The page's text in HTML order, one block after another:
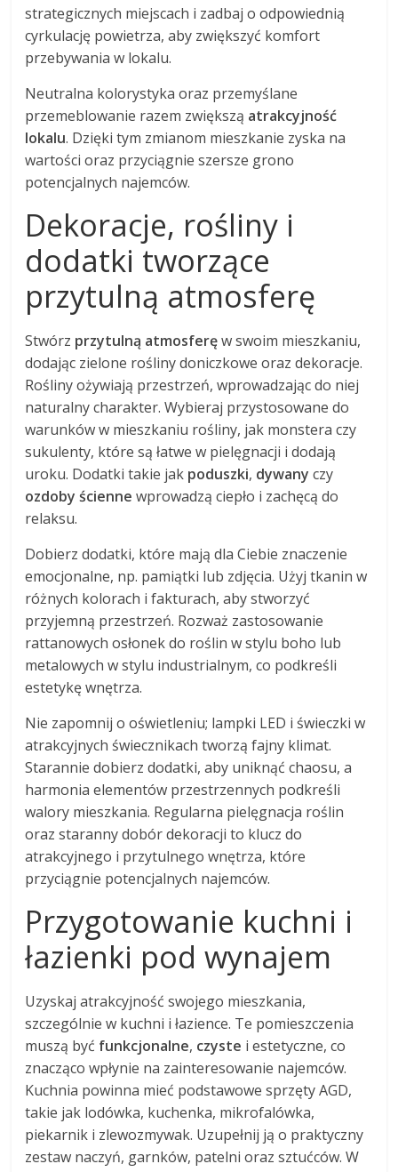
strategicznych miejscach i zadbaj o odpowiednią
cyrkulację powietrza, aby zwiększyć komfort
przebywania w lokalu.
Neutralna kolorystyka oraz przemyślane
przemeblowanie razem zwiększą atrakcyjność
lokalu. Dzięki tym zmianom mieszkanie zyska na
wartości oraz przyciągnie szersze grono
potencjalnych najemców.
Dekoracje, rośliny i
dodatki tworzące
przytulną atmosferę
Stwórz przytulną atmosferęw swoim mieszkaniu,
dodając zielone rośliny doniczkowe oraz dekoracje.
Rośliny ożywiają przestrzeń, wprowadzając do niej
naturalny charakter. Wybieraj przystosowane do
warunków w mieszkaniu rośliny, jak monstera czy
sukulenty, które są łatwe w pielęgnacji i dodają
uroku. Dodatki takie jak poduszki, dywany czy
ozdoby ścienne wprowadzą ciepło i zachęcą do
relaksu.
Dobierz dodatki, które mają dla Ciebie znaczenie
emocjonalne, np. pamiątki lub zdjęcia. Użyj tkanin w
różnych kolorach i fakturach, aby stworzyć
przyjemną przestrzeń. Rozważ zastosowanie
rattanowych osłonek do roślin w stylu boho lub
metalowych w stylu industrialnym, co podkreśli
estetykę wnętrza.
Nie zapomnij o oświetleniu; lampki LED i świeczki w
atrakcyjnych świecznikach tworzą fajny klimat.
Starannie dobierz dodatki, aby uniknąć chaosu, a
harmonia elementów przestrzennych podkreśli
walory mieszkania. Regularna pielęgnacja roślin
oraz staranny dobór dekoracji to klucz do
atrakcyjnego i przytulnego wnętrza, które
przyciągnie potencjalnych najemców.
Przygotowanie kuchni i
łazienki pod wynajem
Uzyskaj atrakcyjność swojego mieszkania,
szczególnie w kuchni i łazience. Te pomieszczenia
muszą być funkcjonalne, czyste i estetyczne, co
znacząco wpłynie na zainteresowanie najemców.
Kuchnia powinna mieć podstawowe sprzęty AGD,
takie jak lodówka, kuchenka, mikrofalówka,
piekarnik i zlewozmywak. Uzupełnij ją o praktyczny
zestaw naczyń, garnków, patelni oraz sztućców. W